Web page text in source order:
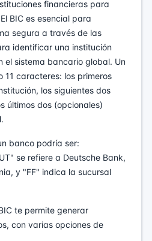
financieras para
BIC es esencial para
segura a través de las
identificar una institución
el sistema bancario global. Un
11 caracteres: los primeros
los siguientes dos
últimos dos (opcionales)
banco podría ser:
se refiere a Deutsche Bank,
y "FF" indica la sucursal
te permite generar
con varias opciones de